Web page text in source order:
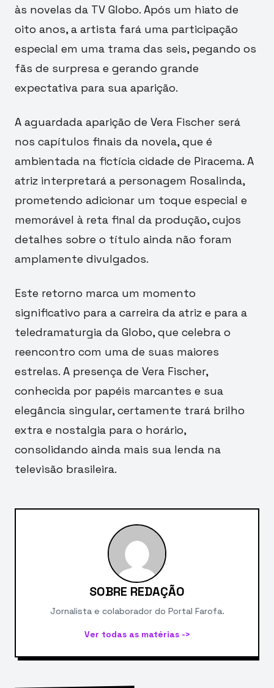
às novelas da TV Globo. Após um hiato de
oito anos, a artista fará uma participação
especial em uma trama das seis, pegando os
fãs de surpresa e gerando grande
expectativa para sua aparição.
A aguardada aparição de Vera Fischer será
nos capítulos finais da novela, que é
ambientada na fictícia cidade de Piracema. A
atriz interpretará a personagem Rosalinda,
prometendo adicionar um toque especial e
memorável à reta final da produção, cujos
detalhes sobre o título ainda não foram
amplamente divulgados.
Este retorno marca um momento
significativo para a carreira da atriz e para a
teledramaturgia da Globo, que celebra o
reencontro com uma de suas maiores
estrelas. A presença de Vera Fischer,
conhecida por papéis marcantes e sua
elegância singular, certamente trará brilho
extra e nostalgia para o horário,
consolidando ainda mais sua lenda na
televisão brasileira.
SOBRE REDAÇÃO
Jornalista e colaborador do Portal Farofa.
Ver todas as matérias ->